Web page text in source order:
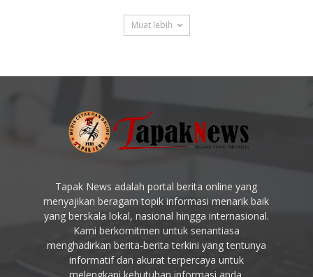
Muat lebih
Tapak News adalah portal berita online yang
menyajikan beragam topik informasi menarik baik
yang berskala lokal, nasional hingga internasional.
Kami berkomitmen untuk senantiasa
menghadirkan berita-berita terkini yang tentunya
informatif dan akurat terpercaya untuk
melengkapi kebutuhan informasi anda.